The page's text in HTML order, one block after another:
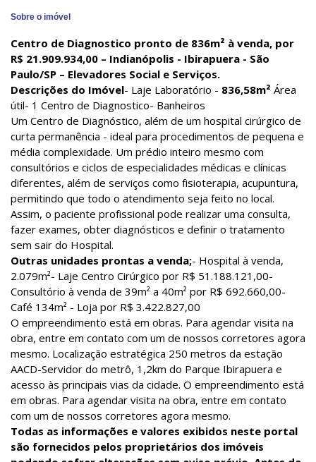
Sobre o imóvel
Centro de Diagnostico pronto de 836m² à venda, por
R$ 21.909.934,00 – Indianópolis - Ibirapuera - São
Paulo/SP – Elevadores Social e Serviços.
Descrições do Imóvel- Laje Laboratório - 836,58m² Área
útil- 1 Centro de Diagnostico- Banheiros
Um Centro de Diagnóstico, além de um hospital cirúrgico de
curta permanência - ideal para procedimentos de pequena e
média complexidade. Um prédio inteiro mesmo com
consultórios e ciclos de especialidades médicas e clínicas
diferentes, além de serviços como fisioterapia, acupuntura,
permitindo que todo o atendimento seja feito no local.
Assim, o paciente profissional pode realizar uma consulta,
fazer exames, obter diagnósticos e definir o tratamento
sem sair do Hospital.
Outras unidades prontas a venda;- Hospital à venda,
2.079m²- Laje Centro Cirúrgico por R$ 51.188.121,00-
Consultório à venda de 39m² a 40m² por R$ 692.660,00-
Café 134m² - Loja por R$ 3.422.827,00
O empreendimento está em obras. Para agendar visita na
obra, entre em contato com um de nossos corretores agora
mesmo. Localização estratégica 250 metros da estação
AACD-Servidor do metrô, 1,2km do Parque Ibirapuera e
acesso às principais vias da cidade. O empreendimento está
em obras. Para agendar visita na obra, entre em contato
com um de nossos corretores agora mesmo.
Todas as informações e valores exibidos neste portal
são fornecidos pelos proprietários dos imóveis